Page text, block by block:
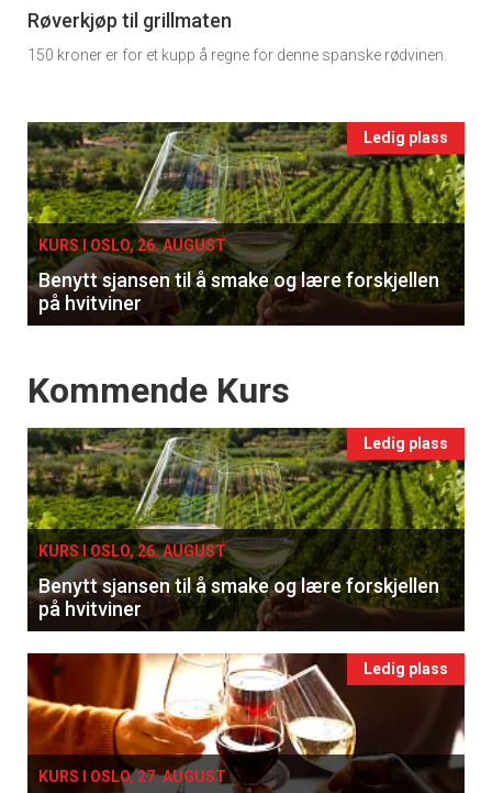
11
Ukens
vin
Røverkjøp til grillmaten
150 kroner er for et kupp å regne for denne spanske rødvinen.
Events
single
Ledig plass
KURS I OSLO, 26. AUGUST
Benytt sjansen til å smake og lære forskjellen
på hvitviner
Events
Kommende Kurs
Ledig plass
KURS I OSLO, 26. AUGUST
Benytt sjansen til å smake og lære forskjellen
på hvitviner
Ledig plass
KURS I OSLO, 27. AUGUST